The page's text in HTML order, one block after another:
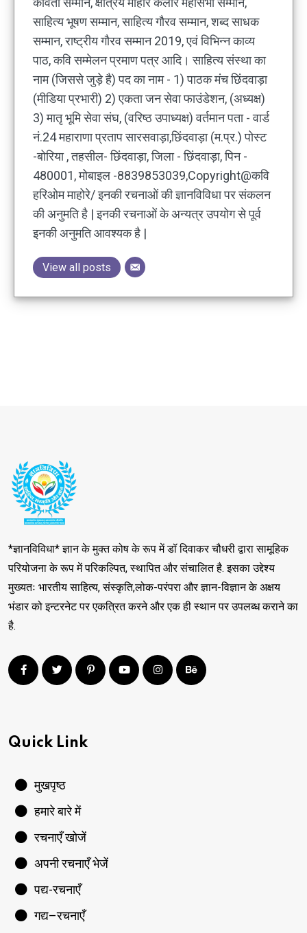
साहित्य भूषण सम्मान, साहित्य गौरव सम्मान, शब्द साधक
सम्मान, राष्ट्रीय गौरव सम्मान 2019, एवं विभिन्न काव्य
पाठ, कवि सम्मेलन प्रमाण पत्र आदि। साहित्य संस्था का
नाम (जिससे जुड़े है) पद का नाम - 1) पाठक मंच छिंदवाड़ा
(मीडिया प्रभारी) 2) एकता जन सेवा फाउंडेशन, (अध्यक्ष)
3) मातृ भूमि सेवा संघ, (वरिष्ठ उपाध्यक्ष) वर्तमान पता - वार्ड
नं.24 महाराणा प्रताप सारसवाड़ा,छिंदवाड़ा (म.प्र.) पोस्ट
-बोरिया , तहसील- छिंदवाड़ा, जिला - छिंदवाड़ा, पिन -
480001, मोबाइल -8839853039,Copyright@कवि
हरिओम माहोरे/ इनकी रचनाओं की ज्ञानविविधा पर संकलन
की अनुमति है | इनकी रचनाओं के अन्यत्र उपयोग से पूर्व
इनकी अनुमति आवश्यक है |
View all posts
*ज्ञानविविधा* ज्ञान के मुक्त कोष के रूप में डॉ दिवाकर चौधरी द्वारा सामूहिक
परियोजना के रूप में परिकल्पित, स्थापित और संचालित है. इसका उद्देश्य
मुख्यतः भारतीय साहित्य, संस्कृति,लोक-परंपरा और ज्ञान-विज्ञान के अक्षय
भंडार को इन्टरनेट पर एकत्रित करने और एक ही स्थान पर उपलब्ध कराने का
है.
Quick Link
मुखपृष्ठ
हमारे बारे में
रचनाएँ खोजें
अपनी रचनाएँ भेजें
पद्य-रचनाएँ
गद्य–रचनाएँ